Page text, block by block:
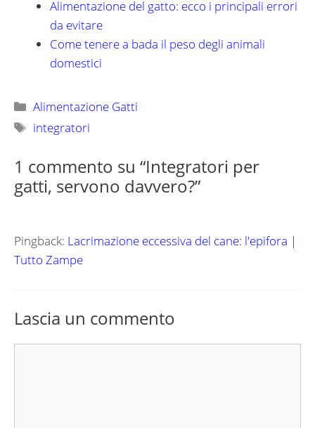
Alimentazione del gatto: ecco i principali errori
da evitare
Come tenere a bada il peso degli animali
domestici
Categorie
Alimentazione Gatti
Tag
integratori
1 commento su “Integratori per
gatti, servono davvero?”
Pingback: Lacrimazione eccessiva del cane: l'epifora |
Tutto Zampe
Lascia un commento